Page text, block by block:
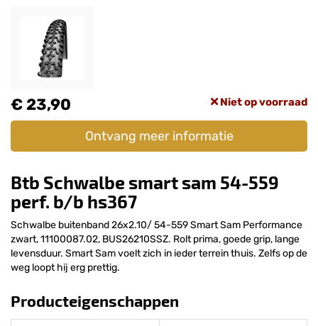
€ 23,90 Niet op voorraad
Ontvang meer informatie
Btb Schwalbe smart sam 54-559
perf. b/b hs367
Schwalbe buitenband 26x2.10/ 54-559 Smart Sam Performance
zwart, 11100087.02, BUS26210SSZ. Rolt prima, goede grip, lange
levensduur. Smart Sam voelt zich in ieder terrein thuis. Zelfs op de
weg loopt hij erg prettig.
Producteigenschappen